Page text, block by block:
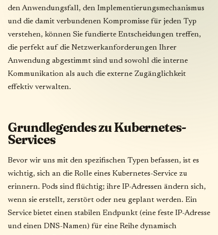
den Anwendungsfall, den Implementierungsmechanismus
und die damit verbundenen Kompromisse für jeden Typ
verstehen, können Sie fundierte Entscheidungen treffen,
die perfekt auf die Netzwerkanforderungen Ihrer
Anwendung abgestimmt sind und sowohl die interne
Kommunikation als auch die externe Zugänglichkeit
effektiv verwalten.
Grundlegendes zu Kubernetes-
Services
Bevor wir uns mit den spezifischen Typen befassen, ist es
wichtig, sich an die Rolle eines Kubernetes-Service zu
erinnern. Pods sind flüchtig; ihre IP-Adressen ändern sich,
wenn sie erstellt, zerstört oder neu geplant werden. Ein
Service bietet einen stabilen Endpunkt (eine feste IP-Adresse
und einen DNS-Namen) für eine Reihe dynamisch